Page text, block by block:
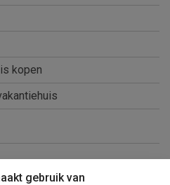
gebruik van
kopen